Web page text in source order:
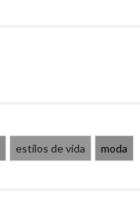
estilos de vida moda